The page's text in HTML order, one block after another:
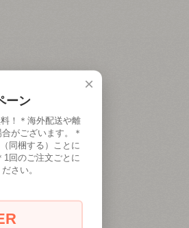
×
ーン
！＊海外配送や離
がございます。＊
同梱する）ことに
1回のご注文ごとに
さい。